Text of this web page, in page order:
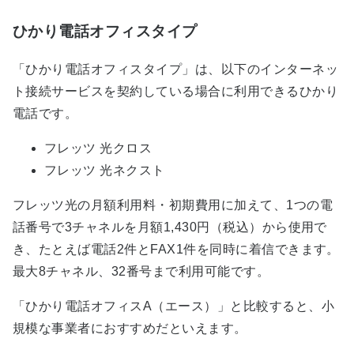
ひかり電話オフィスタイプ
「ひかり電話オフィスタイプ」は、以下のインターネッ
ト接続サービスを契約している場合に利用できるひかり
電話です。
フレッツ 光クロス
フレッツ 光ネクスト
フレッツ光の月額利用料・初期費用に加えて、1つの電
話番号で3チャネルを月額1,430円（税込）から使用で
き、たとえば電話2件とFAX1件を同時に着信できます。
最大8チャネル、32番号まで利用可能です。
「ひかり電話オフィスA（エース）」と比較すると、小
規模な事業者におすすめだといえます。